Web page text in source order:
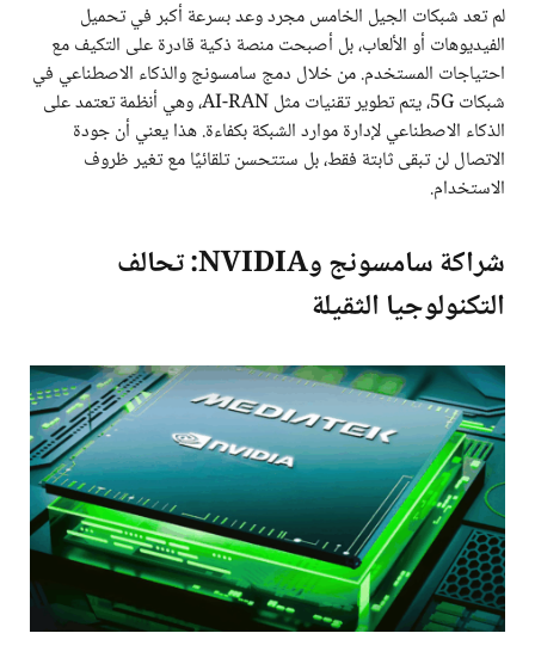
لم تعد شبكات الجيل الخامس مجرد وعد بسرعة أكبر في تحميل
الفيديوهات أو الألعاب، بل أصبحت منصة ذكية قادرة على التكيف مع
احتياجات المستخدم. من خلال دمج سامسونج والذكاء الاصطناعي في
شبكات 5G، يتم تطوير تقنيات مثل AI-RAN، وهي أنظمة تعتمد على
الذكاء الاصطناعي لإدارة موارد الشبكة بكفاءة. هذا يعني أن جودة
الاتصال لن تبقى ثابتة فقط، بل ستتحسن تلقائيًا مع تغير ظروف
الاستخدام.
شراكة سامسونج وNVIDIA: تحالف
التكنولوجيا الثقيلة